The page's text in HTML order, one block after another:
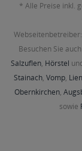
* Alle Preise inkl.
Besuchen Sie
Salzuflen, Hörstel
Stainach, Vomp,
Obernkirchen,
sowie